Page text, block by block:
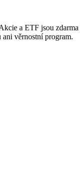
a ETF jsou
věrnostní program.